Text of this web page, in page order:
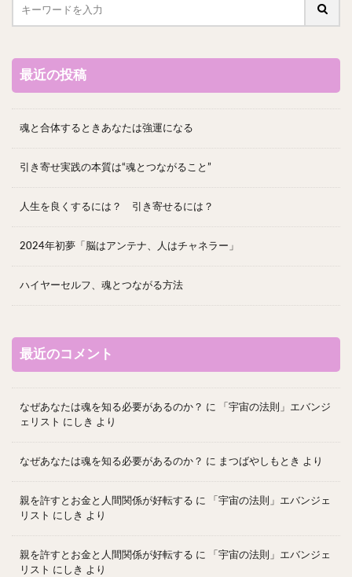
最近の投稿
魂と合体するときあなたは強運になる
引き寄せ実践の本質は“魂とつながること”
人生を良くするには？ 引き寄せるには？
2024年初夢「脳はアンテナ、人はチャネラー」
ハイヤーセルフ、魂とつながる方法
最近のコメント
なぜあなたは魂を知る必要があるのか？ に
「宇宙の法則」エバンジ
ェリスト にしき より
なぜあなたは魂を知る必要があるのか？ に まつばやしもとき より
親を許すとお金と人間関係が好転する に
「宇宙の法則」エバンジェ
リスト にしき より
親を許すとお金と人間関係が好転する に
「宇宙の法則」エバンジェ
リスト にしき より